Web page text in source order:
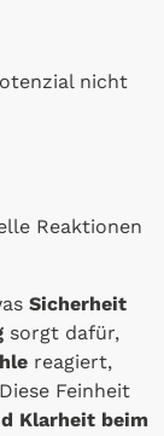
nicht
Reaktionen
Sicherheit
sorgt dafür,
reagiert,
Diese Feinheit
Klarheit beim